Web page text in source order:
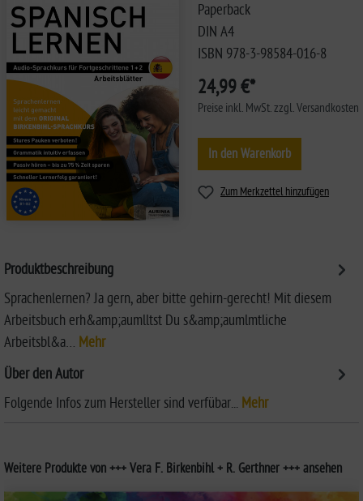
Paperback
DIN A4
ISBN 978-3-98584-016-8
24,99 €*
Preise inkl. MwSt. zzgl. Versandkosten
In den Warenkorb
Zum Merkzettel hinzufügen
Produktbeschreibung
Sprachenlernen? Ja gern, aber bitte gehirn-gerecht! Mit diesem
Arbeitsbuch erh&amp;aumlltst Du s&amp;aumlmtliche
Arbeitsbl&a… Mehr
Über den Autor
Folgende Infos zum Hersteller sind verfübar... Mehr
Weitere Produkte von +++ Vera F. Birkenbihl + R. Gerthner +++ ansehen